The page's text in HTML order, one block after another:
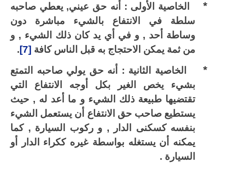
الخاصية الأولى : أنه حق عيني, يعطي صاحبه
سلطة في الانتفاع بالشيء مباشرة دون
وساطة أحد , و في أي يد كان ذلك الشيء , و
من ثمة يمكن الاحتجاج به قبل الناس كافة[7]
الخاصية الثانية : أنه حق يولي صاحبه التمتع
بشيء يخص الغير بكل أوجه الانتفاع التي
تقتضيها طبيعة ذلك الشيء و ما أعد له , حيث
يستطيع صاحب حق الانتفاع أن يستعمل الشيء
بنفسه كسكنى الدار , و ركوب السيارة , كما
يمكنه أن يستغله بواسطة غيره ككراء الدار أو
السيارة .